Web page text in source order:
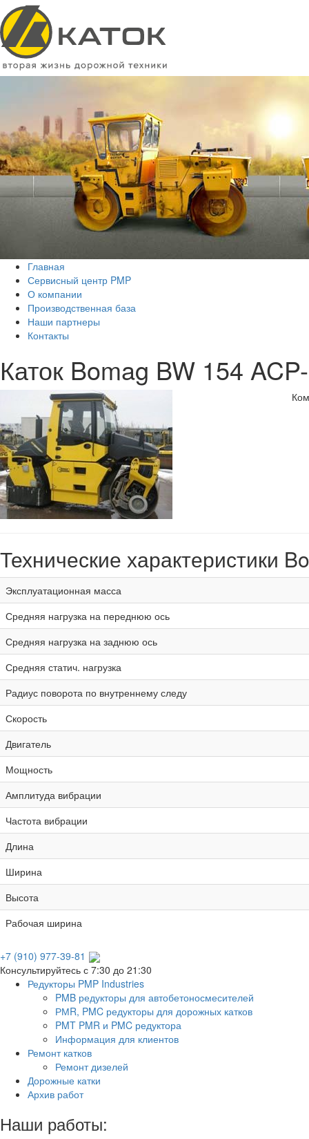
Главная
Сервисный центр PMP
О компании
Производственная база
Наши партнеры
Контакты
Каток Bomag BW 154
Технические характеристики
Эксплуатационная масса
Средняя нагрузка на переднюю ось
Средняя нагрузка на заднюю ось
Средняя статич. нагрузка
Радиус поворота по внутреннему следу
Скорость
Двигатель
Мощность
Амплитуда вибрации
Частота вибрации
Длина
Ширина
Высота
Рабочая ширина
+7 (910) 977-39-81
Консультируйтесь с 7:30 до 21:30
Редукторы PMP Industries
PMB редукторы для автобетоносмесителей
РМR, PMC редукторы для дорожных катков
PMT PMR и PMC редуктора
Информация для клиентов
Ремонт катков
Ремонт дизелей
Дорожные катки
Архив работ
Наши работы: